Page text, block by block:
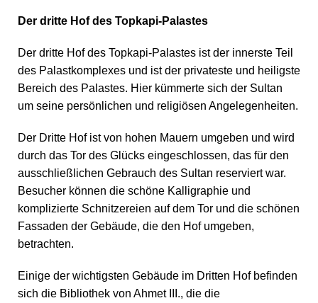
Der dritte Hof des Topkapi-Palastes
Der dritte Hof des Topkapi-Palastes ist der innerste Teil
des Palastkomplexes und ist der privateste und heiligste
Bereich des Palastes. Hier kümmerte sich der Sultan
um seine persönlichen und religiösen Angelegenheiten.
Der Dritte Hof ist von hohen Mauern umgeben und wird
durch das Tor des Glücks eingeschlossen, das für den
ausschließlichen Gebrauch des Sultan reserviert war.
Besucher können die schöne Kalligraphie und
komplizierte Schnitzereien auf dem Tor und die schönen
Fassaden der Gebäude, die den Hof umgeben,
betrachten.
Einige der wichtigsten Gebäude im Dritten Hof befinden
sich die Bibliothek von Ahmet III., die die